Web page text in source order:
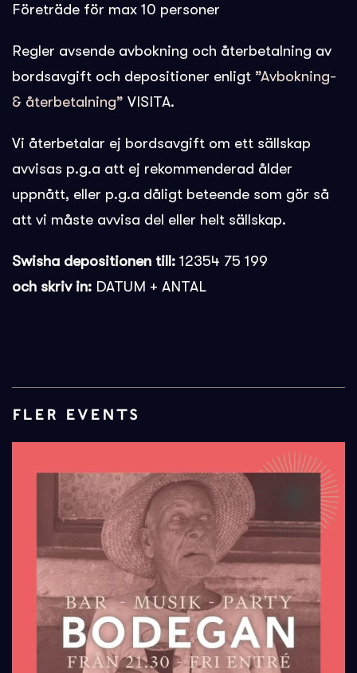
Företräde för max 10 personer
Regler avsende avbokning och återbetalning av
bordsavgift och depositioner enligt ”Avbokning-
& återbetalning” VISITA.
Vi återbetalar ej bordsavgift om ett sällskap
avvisas p.g.a att ej rekommenderad ålder
uppnått, eller p.g.a dåligt beteende som gör så
att vi måste avvisa del eller helt sällskap.
Swisha depositionen till: 12354 75 199
och skriv in: DATUM + ANTAL
FLER EVENTS